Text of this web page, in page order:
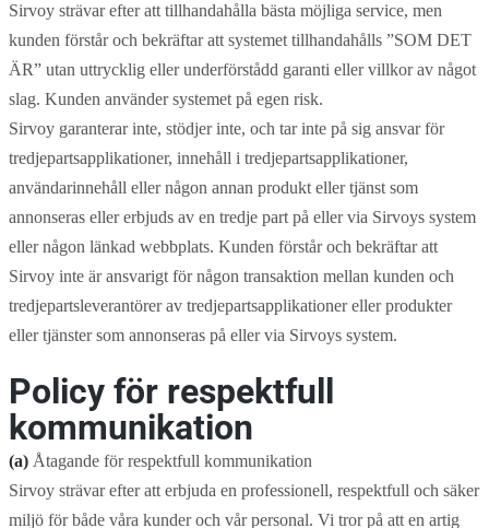
Sirvoy strävar efter att tillhandahålla bästa möjliga service, men
kunden förstår och bekräftar att systemet tillhandahålls ”SOM DET
ÄR” utan uttrycklig eller underförstådd garanti eller villkor av något
slag. Kunden använder systemet på egen risk.
Sirvoy garanterar inte, stödjer inte, och tar inte på sig ansvar för
tredjepartsapplikationer, innehåll i tredjepartsapplikationer,
användarinnehåll eller någon annan produkt eller tjänst som
annonseras eller erbjuds av en tredje part på eller via Sirvoys system
eller någon länkad webbplats. Kunden förstår och bekräftar att
Sirvoy inte är ansvarigt för någon transaktion mellan kunden och
tredjepartsleverantörer av tredjepartsapplikationer eller produkter
eller tjänster som annonseras på eller via Sirvoys system.
Policy för respektfull
kommunikation
(a) Åtagande för respektfull kommunikation
Sirvoy strävar efter att erbjuda en professionell, respektfull och säker
miljö för både våra kunder och vår personal. Vi tror på att en artig